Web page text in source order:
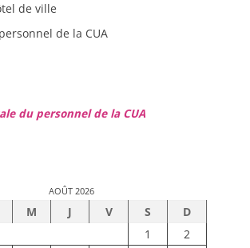
de ville
de la CUA
du personnel de la CUA
AOÛT 2026
M J V S
D
1
2